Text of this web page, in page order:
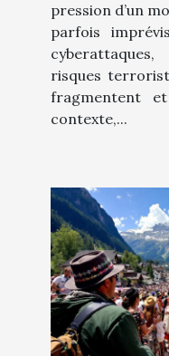
pression d’un
parfois
risques
fragmentent
contexte,...